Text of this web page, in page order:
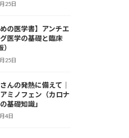
25日
めの医学書】アンチエ
医学の基礎と臨床
）
25日
さんの発熱に備えて｜
ミノフェン（カロナ
基礎知識」
4日